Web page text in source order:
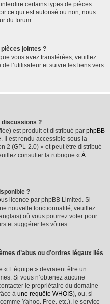
certains types de pièces
ce qui est autorisé ou non, nous
du forum.
jointes ?
vous avez transférées, veuillez
l’utilisateur et suivre les liens vers
discussions ?
est produit et distribué par phpBB
Il est rendu accessible sous la
2 (GPL-2.0) » et peut être distribué
consulter la rubrique « À
?
licence par phpBB Limited. Si
nouvelle fonctionnalité, veuillez
où vous pourrez voter pour
et suggérer les vôtres.
d’abus ou d’ordres légaux liés
« L’équipe » devraient être un
Si vous n’obtenez aucune
le propriétaire du domaine
à une requête WHOIS), ou, si
Yahoo, Free, etc.), le service